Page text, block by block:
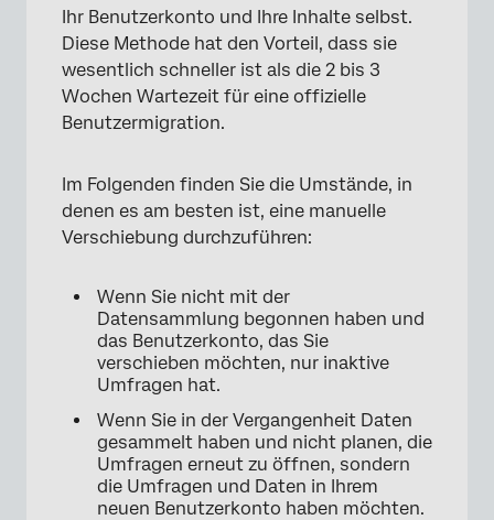
Ihr Benutzerkonto und Ihre Inhalte selbst.
Diese Methode hat den Vorteil, dass sie
wesentlich schneller ist als die 2 bis 3
Wochen Wartezeit für eine offizielle
Benutzermigration.
Im Folgenden finden Sie die Umstände, in
denen es am besten ist, eine manuelle
Verschiebung durchzuführen:
Wenn Sie nicht mit der
Datensammlung begonnen haben und
das Benutzerkonto, das Sie
verschieben möchten, nur inaktive
Umfragen hat.
Wenn Sie in der Vergangenheit Daten
gesammelt haben und nicht planen, die
Umfragen erneut zu öffnen, sondern
die Umfragen und Daten in Ihrem
neuen Benutzerkonto haben möchten.